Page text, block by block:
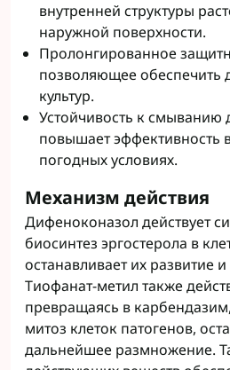
внутренней структуры
наружной поверхности.
Пролонгированное
позволяющее обеспечить
культур.
Устойчивость к смыванию
повышает эффективность
погодных условиях.
Механизм действия
Дифеноконазол действует
биосинтез эргостерола в
останавливает их развитие
Тиофанат-метил также
превращаясь в
митоз клеток патогенов,
дальнейшее размножение.